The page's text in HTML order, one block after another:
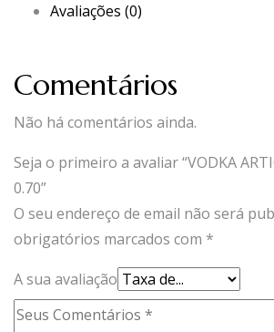
Avaliações (0)
Comentários
Não há comentários ainda.
Seja o primeiro a avaliar “VODKA
0.70”
O seu endereço de email não será
obrigatórios marcados com *
A sua avaliação